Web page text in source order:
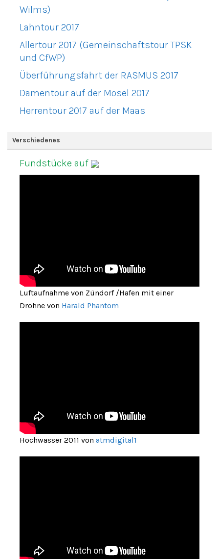
Wilms)
Lahntour 2017
Allertour 2017 (Gemeinschaftstour TPSK
und CfWP)
Überführungsfahrt der RASMUS 2017
Damentour auf der Mosel 2017
Herrentour 2017 auf der Maas
Verschiedenes
Fundstücke auf
Luftaufnahme von Zündorf /Hafen mit einer
Drohne von Harald Phantom
Hochwasser 2011 von atmdigital1